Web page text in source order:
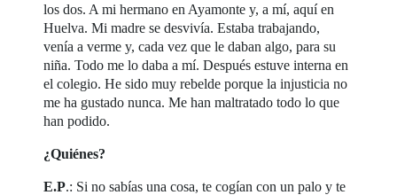
los dos. A mi hermano en Ayamonte y, a mí, aquí en
Huelva. Mi madre se desvivía. Estaba trabajando,
venía a verme y, cada vez que le daban algo, para su
niña. Todo me lo daba a mí. Después estuve interna en
el colegio. He sido muy rebelde porque la injusticia no
me ha gustado nunca. Me han maltratado todo lo que
han podido.
¿Quiénes?
E.P.: Si no sabías una cosa, te cogían con un palo y te